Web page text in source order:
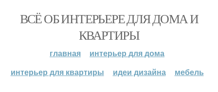
ВСЁ ОБ ИНТЕРЬЕРЕ ДЛЯ ДОМА И
КВАРТИРЫ
главная
интерьер для дома
интерьер для квартиры
идеи дизайна мебель